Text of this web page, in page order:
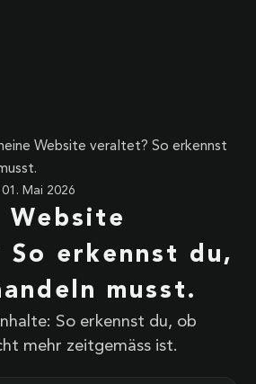
Website veraltet? So erkennst
01. Mai 2026
Website
erkennst du,
musst.
So erkennst du, ob
mehr zeitgemäss ist.